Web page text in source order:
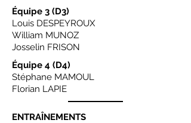
Équipe 3 (D3)
Louis DESPEYROUX
William MUNOZ
Josselin FRISON
Équipe 4 (D4)
Stéphane MAMOUL
Florian LAPIE
ENTRAÎNEMENTS